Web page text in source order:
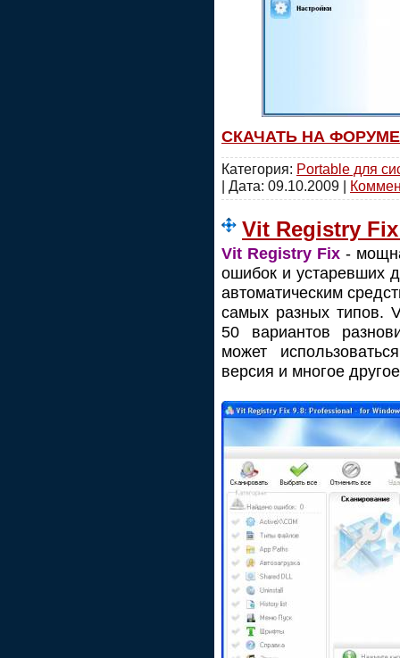
СКАЧАТЬ НА ФОРУМЕ
Категория: Portable для
| Дата: 09.10.2009 |
Vit Registry
Vit Registry Fix -
ошибок и устаревших
автоматическим
самых разных типов.
50 вариантов
может
версия и многое